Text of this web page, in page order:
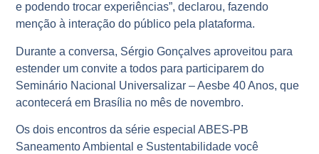
e podendo trocar experiências”, declarou, fazendo
menção à interação do público pela plataforma.
Durante a conversa, Sérgio Gonçalves aproveitou para
estender um convite a todos para participarem do
Seminário Nacional Universalizar – Aesbe 40 Anos, que
acontecerá em Brasília no mês de novembro.
Os dois encontros da série especial ABES-PB
Saneamento Ambiental e Sustentabilidade você